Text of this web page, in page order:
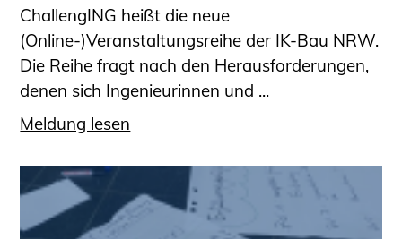
ChallengING heißt die neue
(Online-)Veranstaltungsreihe der IK-Bau NRW.
Die Reihe fragt nach den Herausforderungen,
denen sich Ingenieurinnen und ...
Meldung lesen